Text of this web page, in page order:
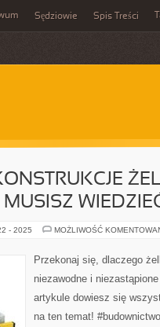
Sędziowie Spis Treści
- 2025 MOŻLIWOŚĆ
Przekonaj się, dlaczego
niezawodne i
artykule dowiesz się
na ten temat!